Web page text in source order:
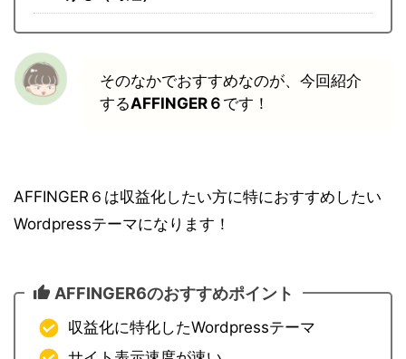
そのなかでおすすめなのが、今回紹介
するAFFINGER６ です！
AFFINGER６は収益化したい方に特におすすめしたい
Wordpressテーマになります！
AFFINGER6のおすすめポイント
収益化に特化したWordpressテーマ